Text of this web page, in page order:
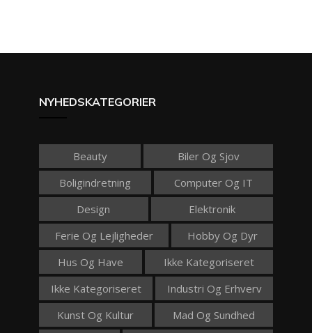
NYHEDSKATEGORIER
Beauty
Biler Og Sjov
Boligindretning
Computer Og IT
Design
Elektronik
Ferie Og Lejligheder
Hobby Og Dyr
Hus Og Have
Ikke Kategoriseret
Ikke Kategoriseret
Industri Og Erhverv
Kunst Og Kultur
Mad Og Sundhed